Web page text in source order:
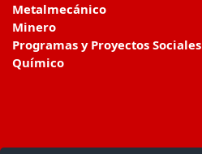
Metalmecánico
Minero
Programas y Proyectos Sociales
Químico